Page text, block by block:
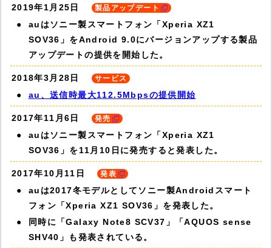
2019年1月25日 製品アップデート
auはソニー製スマートフォン「Xperia XZ1
SOV36」をAndroid 9.0にバージョンアップする製品
アップデートの提供を開始した。
2018年3月28日 サービス
au、送信時最大112.5Mbpsの提供開始
2017年11月6日 発売
auはソニー製スマートフォン「Xperia XZ1
SOV36」を11月10日に発売すると発表した。
2017年10月11日 発表
auは2017冬モデルとしてソニー製Androidスマート
フォン「Xperia XZ1 SOV36」を発表した。
同時に「Galaxy Note8 SCV37」「AQUOS sense
SHV40」も発表されている。